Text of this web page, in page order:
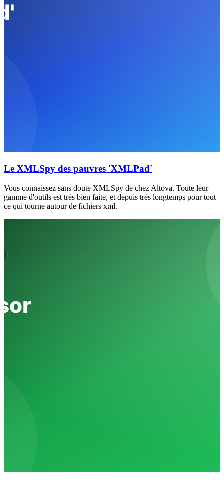
Le XMLSpy des pauvres 'XMLPad'
Vous connaissez sans doute XMLSpy de chez Altova. Toute leur
gamme d'outils est très bien faite, et depuis très longtemps pour tout
ce qui tourne autour de fichiers xml.